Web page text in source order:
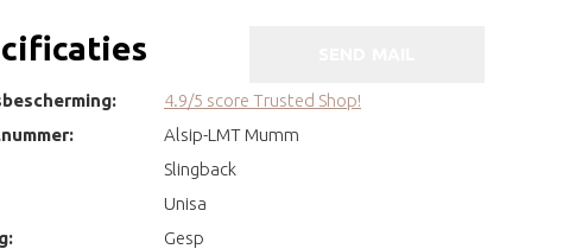
4.9/5 score Trusted Shop!
Alsip-LMT Mumm
Slingback
Unisa
Gesp